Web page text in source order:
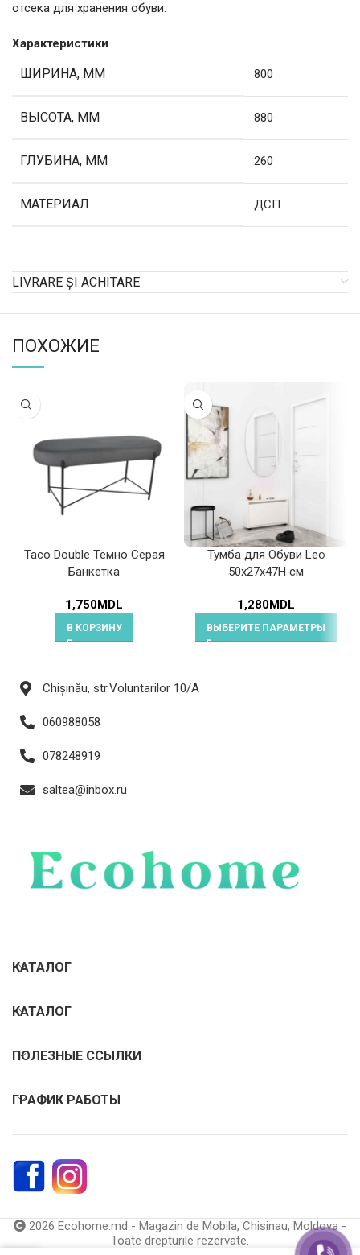
отсека для хранения обуви.
Характеристики
ШИРИНА, ММ 800
ВЫСОТА, ММ 880
ГЛУБИНА, ММ 260
МАТЕРИАЛ ДСП
LIVRARE ȘI ACHITARE
ПОХОЖИЕ
Taco Double Темно Серая
Банкетка
1,750MDL
В КОРЗИНУ
Тумба для Обуви Leo
50x27x47H cм
1,280MDL
ВЫБЕРИТЕ ПАРАМЕТРЫ
Chișinău, str.Voluntarilor 10/A
060988058
078248919
saltea@inbox.ru
КАТАЛОГ
КАТАЛОГ
ПОЛЕЗНЫЕ ССЫЛКИ
ГРАФИК РАБОТЫ
2026 Ecohome.md - Magazin de Mobila, Chisinau, Moldova -
Toate drepturile rezervate.